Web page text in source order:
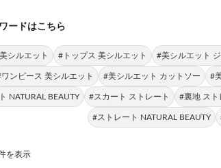
ードはこちら
シルエット #トップス 美シルエット #美シルエット
ンピース 美シルエット #美シルエット カットソー #
NATURAL BEAUTY #スカート ストレート #裏地 スト
#ストレート NATURAL BEAUTY
を表示